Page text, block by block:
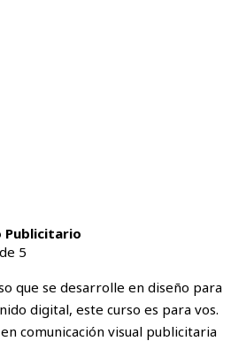
Publicitario
5
que se desarrolle en diseño para
digital, este curso es para vos.
comunicación visual publicitaria